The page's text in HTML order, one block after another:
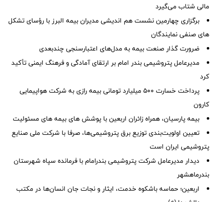
مالی شتاب می‌گیرد
برگزاری چهارمین نشست هم اندیشی مدیران بیمه البرز با رؤسای تشکل
های صنفی نمایندگان
ضرورت گذار صنعت بیمه به مدل‌های اعتبارسنجی چندبعدی
مدیرعامل پتروشیمی بندر امام بر ارتقای آمادگی و فرهنگ ایمنی تأکید
کرد
پرداخت خسارت ۵۰۰ میلیارد تومانی بیمه رازی به شرکت هواپیمایی
کارون
بیمه پارسیان، همراه زائران اربعین با پوشش های بیمه های مسئولیت
تعیین اولویت‌بندی توزیع برق پتروشیمی‌ها، صرفا با شرکت ملی صنایع
پتروشیمی ایران است
دیدار مدیرعامل شرکت پتروشیمی بندرامام با فرمانده سپاه شهرستان
بندرماهشهر
اربعین؛ حماسه باشکوه خدمت، ایثار و نجات جان انسان‌ها در مکتب